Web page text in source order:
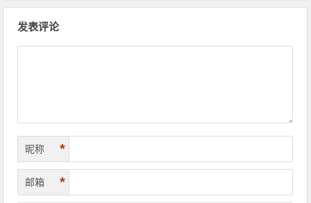
发表评论
昵称 *
邮箱 *